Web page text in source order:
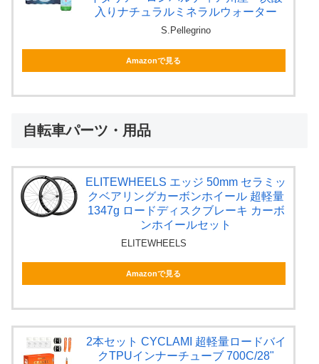
入りナチュラルミネラルウォーター
S.Pellegrino
Amazonで見る
自転車パーツ・用品
ELITEWHEELS エッジ 50mm セラミッ
クベアリングカーボンホイール 超軽量
1347g ロードディスクブレーキ カーボ
ンホイールセット
ELITEWHEELS
Amazonで見る
2本セット CYCLAMI 超軽量ロードバイ
クTPUインナーチューブ 700C/28"